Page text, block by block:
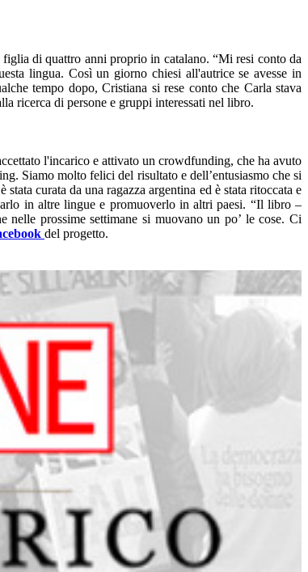
di quattro anni proprio in catalano. “Mi resi conto da
lingua. Così un giorno chiesi all'autrice se avesse in
tempo dopo, Cristiana si rese conto che Carla stava
ricerca di persone e gruppi interessati nel libro.
l'incarico e attivato un crowdfunding, che ha avuto
Siamo molto felici del risultato e dell’entusiasmo che si
curata da una ragazza argentina ed è stata ritoccata e
in altre lingue e promuoverlo in altri paesi. “Il libro –
prossime settimane si muovano un po’ le cose. Ci
del progetto.